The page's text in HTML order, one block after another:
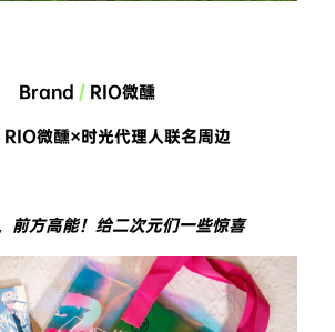
Brand / RIO微醺
RIO微醺×时光代理人联名周边
前方高能！给二次元们一些惊喜